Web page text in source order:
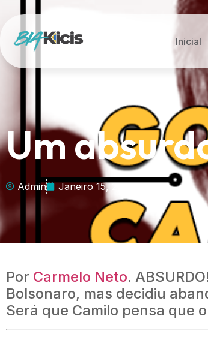
Um
Admin Janeiro 15, 2020
Por Carmelo Neto.
Bolsonaro, mas decidiu
Será que Camilo pensa que
Inicial